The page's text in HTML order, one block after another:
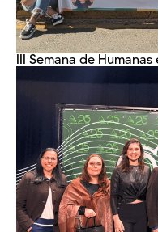
III Semana de